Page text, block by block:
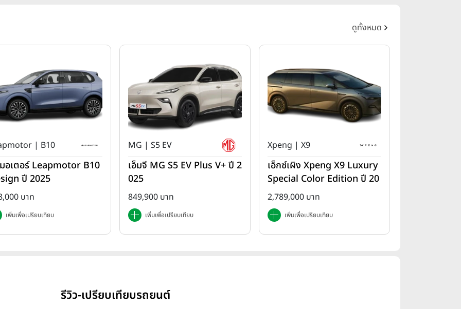
ดูทั้งหมด
| B10
อเตอร์ Leapmotor B10
ปี 2025
บาท
เพิ่มเพื่อเปรียบเทียบ
MG | S5 EV
เอ็มจี MG S5 EV Plus V+ ปี 2
025
849,900 บาท
เพิ่มเพื่อเปรียบเทียบ
Xpeng | X9
เอ็กซ์เผิง Xpeng X9 Luxury
Special Color Edition ปี 20
25
2,789,000 บาท
เพิ่มเพื่อเปรียบเทียบ
รีวิว-เปรียบเทียบรถยนต์